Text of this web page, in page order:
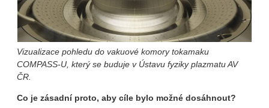
Vizualizace pohledu do vakuové komory tokamaku
COMPASS-U, který se buduje v Ústavu fyziky plazmatu AV
ČR.
Co je zásadní proto, aby cíle bylo možné dosáhnout?